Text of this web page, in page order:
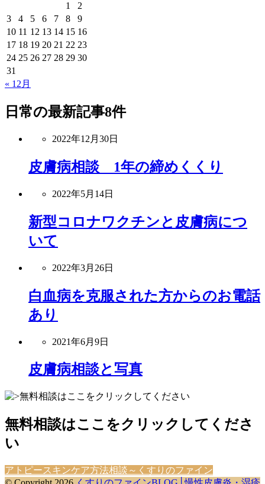
1
2
3
4 5 6 7 8
9
10 11 12 13 14 15 16
17 18 19 20 21 22 23
24 25 26 27 28 29 30
31
« 12月
日常の最新記事8件
2022年12月30日
皮膚病相談 1年の締めくくり
2022年5月14日
新型コロナワクチンと皮膚病につ
いて
2022年3月26日
白血病を克服された方からのお電話
あり
2021年6月9日
皮膚病相談と写真
無料相談はここをクリックしてくださ
い
アトピースキンケア方法相談～くすりのファイン